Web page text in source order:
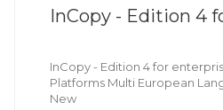
InCopy - Edition 4
InCopy - Edition 4 for
Platforms Multi European
New